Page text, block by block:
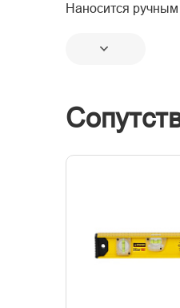
Наносится